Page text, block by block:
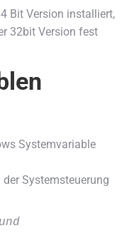
Bit Version installiert,
32bit Version fest
Systemvariable
Systemsteuerung